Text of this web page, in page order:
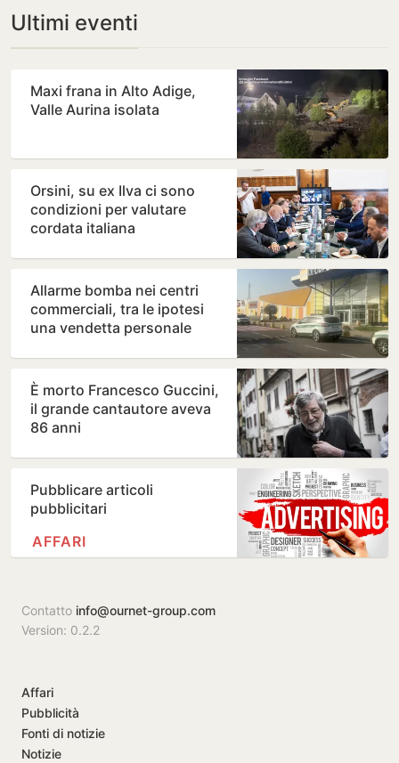
Ultimi eventi
Maxi frana in Alto Adige,
Valle Aurina isolata
Orsini, su ex Ilva ci sono
condizioni per valutare
cordata italiana
Allarme bomba nei centri
commerciali, tra le ipotesi
una vendetta personale
È morto Francesco Guccini,
il grande cantautore aveva
86 anni
Pubblicare articoli
pubblicitari
AFFARI
Contatto info@ournet-group.com
Version: 0.2.2
Affari
Pubblicità
Fonti di notizie
Notizie